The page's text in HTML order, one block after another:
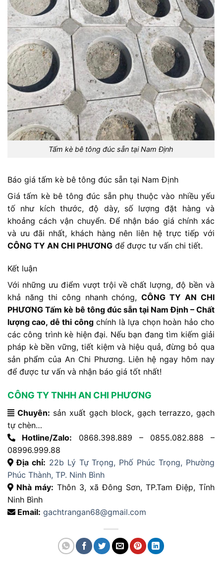
Tấm kè bê tông đúc sẵn tại Nam Định
Báo giá tấm kè bê tông đúc sẵn tại Nam Định
Giá tấm kè bê tông đúc sẵn phụ thuộc vào nhiều yếu
tố như kích thước, độ dày, số lượng đặt hàng và
khoảng cách vận chuyển. Để nhận báo giá chính xác
và ưu đãi nhất, khách hàng nên liên hệ trực tiếp với
CÔNG TY AN CHI PHƯƠNG để được tư vấn chi tiết.
Kết luận
Với những ưu điểm vượt trội về chất lượng, độ bền và
khả năng thi công nhanh chóng,CÔNG TY AN CHI
PHƯƠNG Tấm kè bê tông đúc sẵn tại Nam Định – Chất
lượng cao, dễ thi côngchính là lựa chọn hoàn hảo cho
các công trình kè hiện đại. Nếu bạn đang tìm kiếm giải
pháp kè bền vững, tiết kiệm và hiệu quả, đừng bỏ qua
sản phẩm của An Chi Phương. Liên hệ ngay hôm nay
để được tư vấn và nhận báo giá tốt nhất!
CÔNG TY TNHH AN CHI PHƯƠNG
Chuyên: sản xuất gạch block, gạch terrazzo, gạch
tự chèn…
Hotline/Zalo: 0868.398.889 – 0855.082.888 –
08996.999.88
Địa chỉ: 22b Lý Tự Trọng, Phố Phúc Trọng, Phường
Phúc Thành, TP. Ninh Bình
Nhà máy: Thôn 3, xã Đông Sơn, TP.Tam Điệp, Tỉnh
Ninh Bình
Email: gachtrangan68@gmail.com